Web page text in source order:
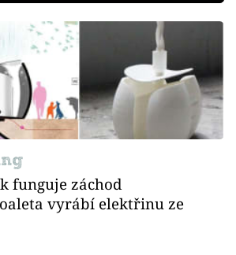
funguje záchod
vyrábí elektřinu ze